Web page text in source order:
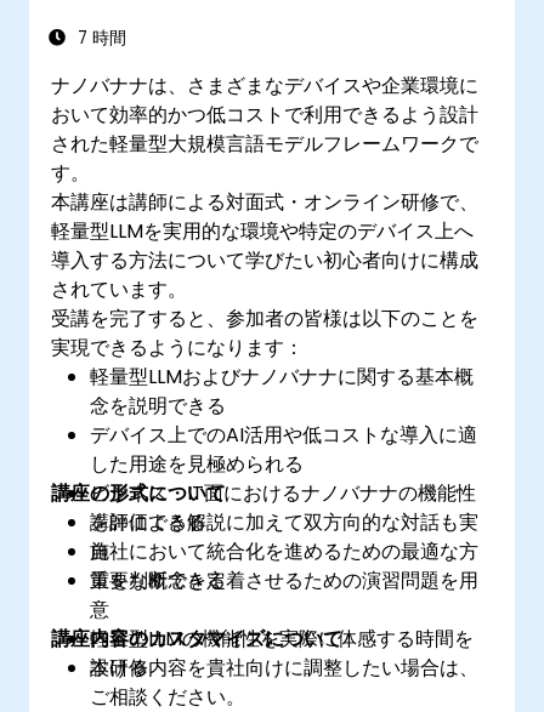
7 時間
ナノバナナは、さまざまなデバイスや企業環境に
おいて効率的かつ低コストで利用できるよう設計
された軽量型大規模言語モデルフレームワークで
す。
本講座は講師による対面式・オンライン研修で、
軽量型LLMを実用的な環境や特定のデバイス上へ
導入する方法について学びたい初心者向けに構成
されています。
受講を完了すると、参加者の皆様は以下のことを
実現できるようになります：
軽量型LLMおよびナノバナナに関する基本概
念を説明できる
デバイス上でのAI活用や低コストな導入に適
した用途を見極められる
ビジネス・IT面におけるナノバナナの機能性
を評価できる
自社において統合化を進めるための最適な方
策を判断できる
講座の形式について
講師による解説に加えて双方向的な対話も実
施
重要な概念を定着させるための演習問題を用
意
軽量型LLMの機能性を実際に体感する時間を
設ける
講座内容のカスタマイズについて
本研修内容を貴社向けに調整したい場合は、
ご相談ください。